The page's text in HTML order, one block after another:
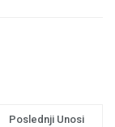
Poslednji Unosi